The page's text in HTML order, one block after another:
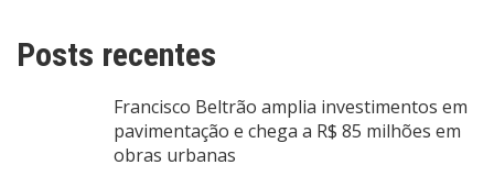
Posts recentes
Francisco Beltrão amplia investimentos em
pavimentação e chega a R$ 85 milhões em
obras urbanas